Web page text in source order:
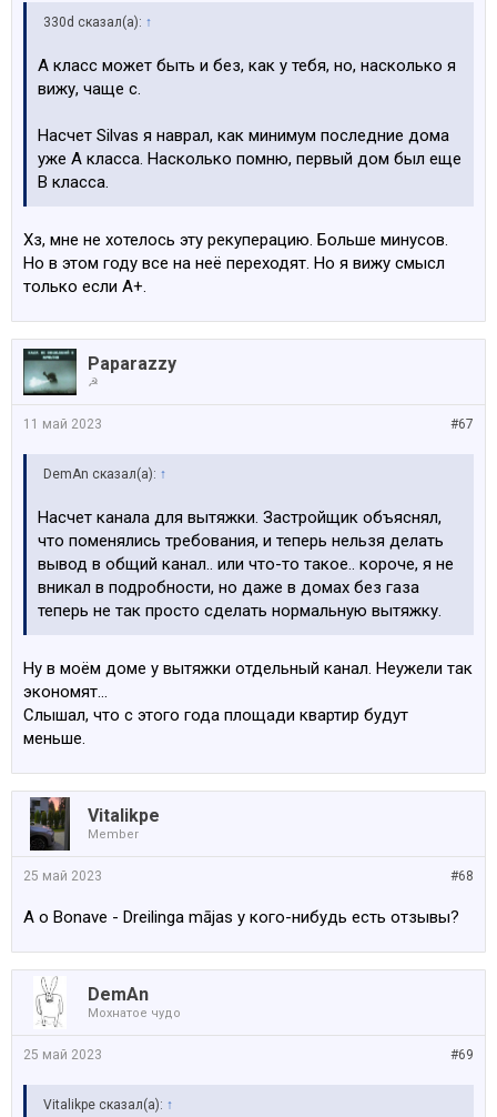
330d сказал(а): ↑
А класс может быть и без, как у тебя, но, насколько я
вижу, чаще с.
Насчет Silvas я наврал, как минимум последние дома
уже A класса. Насколько помню, первый дом был еще
B класса.
Хз, мне не хотелось эту рекуперацию. Больше минусов.
Но в этом году все на неё переходят. Но я вижу смысл
только если А+.
Paparazzy
☭
#67
11 май 2023
DemAn сказал(а): ↑
Насчет канала для вытяжки. Застройщик объяснял,
что поменялись требования, и теперь нельзя делать
вывод в общий канал.. или что-то такое.. короче, я не
вникал в подробности, но даже в домах без газа
теперь не так просто сделать нормальную вытяжку.
Ну в моём доме у вытяжки отдельный канал. Неужели так
экономят…
Слышал, что с этого года площади квартир будут
меньше.
Vitalikpe
Member
#68
25 май 2023
А о Bonave - Dreilinga mājas у кого-нибудь есть отзывы?
DemAn
Мохнатое чудо
#69
25 май 2023
Vitalikpe сказал(а): ↑